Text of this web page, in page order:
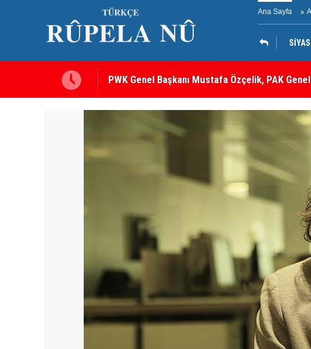
Ana Sayfa
PWK Genel Başkanı Mustafa Özçelik, PAK
Görüştü
12 maddelik çerçeve yasanın tam metni belli